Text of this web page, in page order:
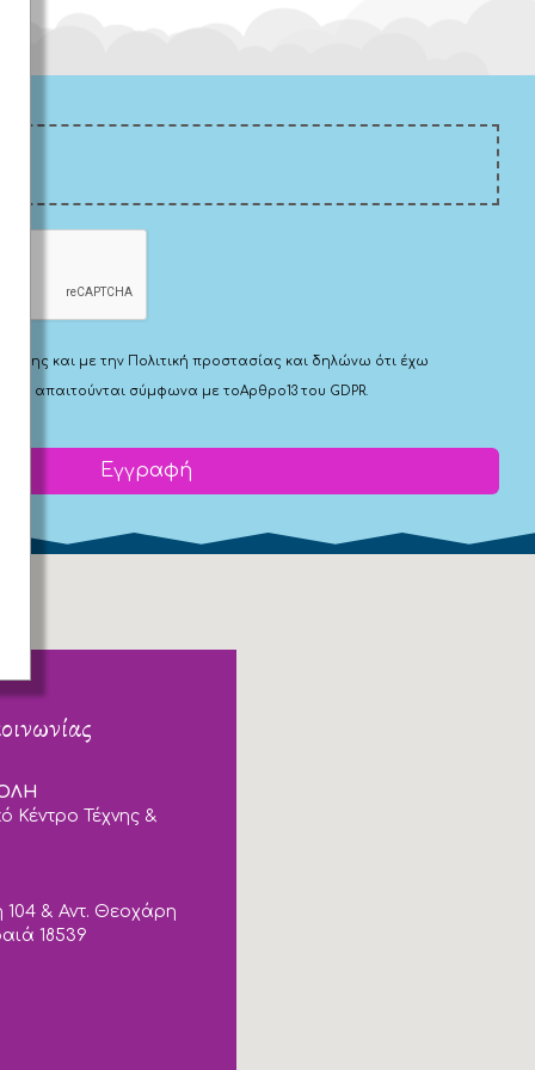
και με την Πολιτική προστασίας και δηλώνω ότι έχω
που απαιτούνται σύμφωνα με τοΑρθρο13 του GDPR.
Εγγραφή
Κέντρο Τέχνης &
104 & Αντ. Θεοχάρη
18539